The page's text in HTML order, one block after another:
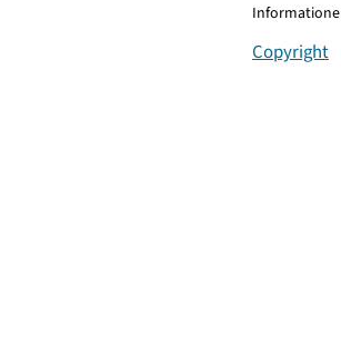
Copyright